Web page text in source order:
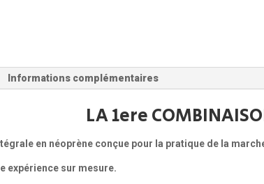
Informations complémentaires
LA 1ere
en néoprène conçue pour la pratique de la
expérience sur mesure.